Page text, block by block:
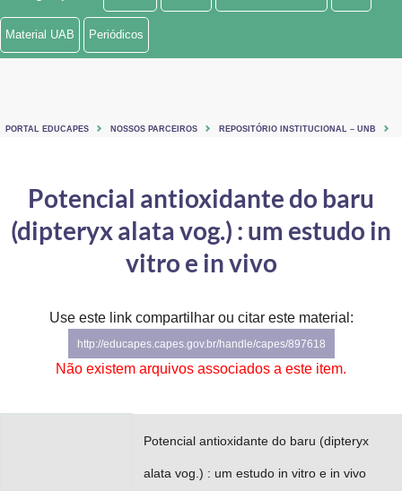
Ministério de Minas e Energia
Controladoria-Geral da União
Ministério da Mulher, da Família e dos Direitos Humanos
Secretaria de Governo
Gabinete de Segurança Institucional
Material UAB Periódicos
PORTAL EDUCAPES NOSSOS PARCEIROS REPOSITÓRIO INSTITUCIONAL – UNB
Potencial antioxidante do baru
(dipteryx alata vog.) : um estudo in
vitro e in vivo
Use este link compartilhar ou citar este material:
http://educapes.capes.gov.br/handle/capes/897618
Não existem arquivos associados a este item.
Potencial antioxidante do baru (dipteryx
alata vog.) : um estudo in vitro e in vivo